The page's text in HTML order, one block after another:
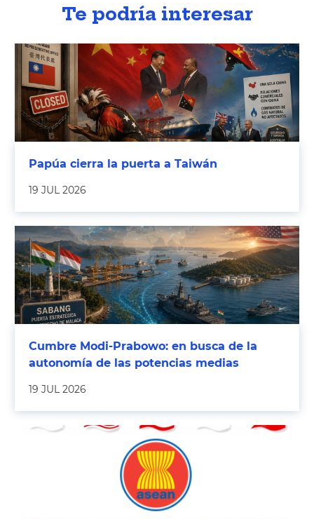
Te podría interesar
Papúa cierra la puerta a Taiwán
19 JUL 2026
Cumbre Modi-Prabowo: en busca de la
autonomía de las potencias medias
19 JUL 2026